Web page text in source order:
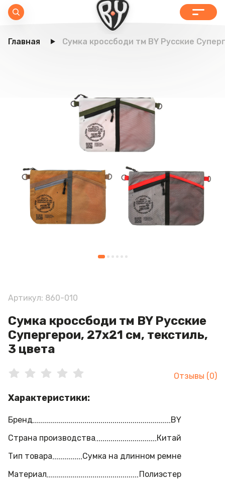
Главная Сумка кроссбоди тм BY Русские
Артикул: 860-010
Сумка кроссбоди тм BY Русские
Супергерои, 27x21 см, текстиль,
3 цвета
Отзывы (0)
Характеристики:
Бренд
BY
Страна производства
Китай
Тип товара
Сумка на длинном ремне
Материал
Полиэстер